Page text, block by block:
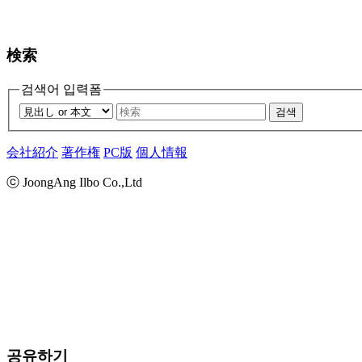
検索
검색어 입력폼
검색
会社紹介 著作権 PC版 個人情報
ⓒ JoongAng Ilbo Co.,Ltd
공유하기